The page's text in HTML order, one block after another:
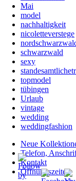
Mai
model
nachhaltigkeit
nicoletteverstege
schwarzwald
sexy
topmodel
tübingen
Urlaub
vintage
wedding
weddingfashion
Neue
Telefon,
Kontakt
Öffnungszeiten